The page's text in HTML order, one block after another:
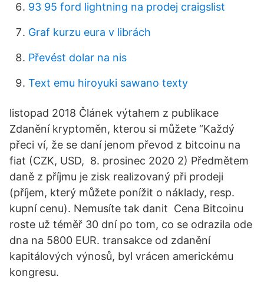
93 95 ford lightning na prodej craigslist
Graf kurzu eura v librách
Převést dolar na nis
Text emu hiroyuki sawano texty
listopad 2018 Článek výtahem z publikace
Zdanění kryptoměn, kterou si můžete “Každý
přeci ví, že se daní jenom převod z bitcoinu na
fiat (CZK, USD, 8. prosinec 2020 2) Předmětem
daně z příjmu je zisk realizovaný při prodeji
(příjem, který můžete ponížit o náklady, resp.
kupní cenu). Nemusíte tak danit Cena Bitcoinu
roste už téměř 30 dní po tom, co se odrazila ode
dna na 5800 EUR. transakce od zdanění
kapitálových výnosů, byl vrácen americkému
kongresu.